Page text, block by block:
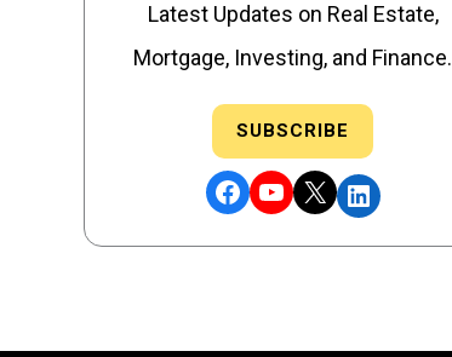
Latest Updates on Real Estate,
Mortgage, Investing, and Finance.
SUBSCRIBE
Facebook YouTube X LinkedIn